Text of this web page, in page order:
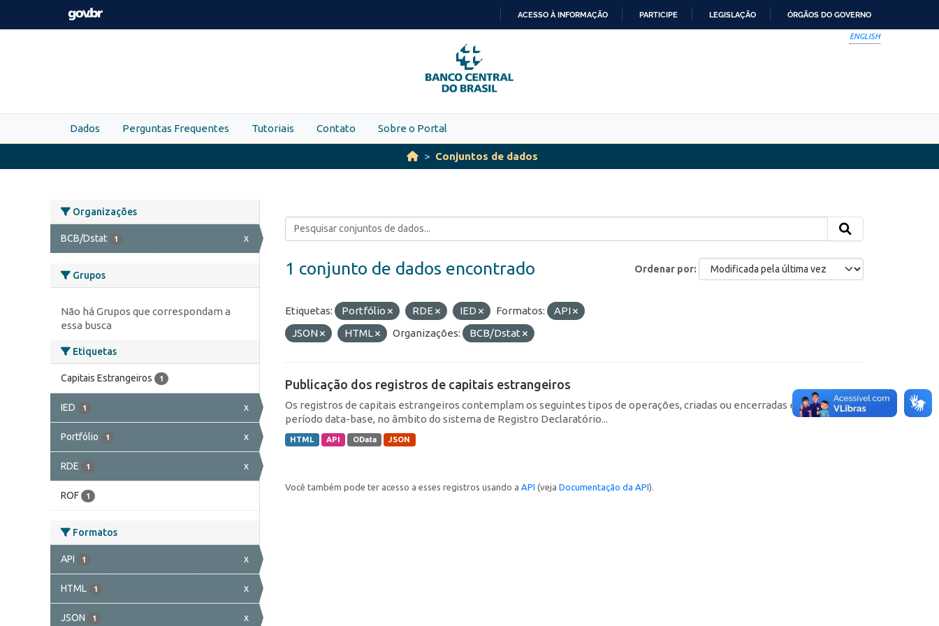
Skip to main content
PARA
O
CONTEÚDO
ACESSO À INFORMAÇÃO PARTICIPE LEGISLAÇÃO ÓRGÃOS DO GOVERNO
ENGLISH
Dados Perguntas Frequentes Tutoriais Contato Sobre o Portal
Conjuntos de dados
Organizações
BCB/Dstat 1 x
Grupos
Não há Grupos que correspondam a
essa busca
Etiquetas
Capitais Estrangeiros 1
IED 1 x
Portfólio 1 x
RDE 1 x
ROF 1
Formatos
API 1 x
HTML 1 x
JSON 1 x
Ordenar por
1 conjunto de dados encontrado
Etiquetas: Portfólio RDE IED Formatos:
API
JSON
HTML Organizações: BCB/Dstat
Publicação dos registros de capitais estrangeiros
Os registros de capitais estrangeiros contemplam os seguintes tipos de operações, criadas ou encerradas em cada
período data-base, no âmbito do sistema de Registro Declaratório...
HTML API OData JSON
Você também pode ter acesso a esses registros usando a API (veja Documentação da API).